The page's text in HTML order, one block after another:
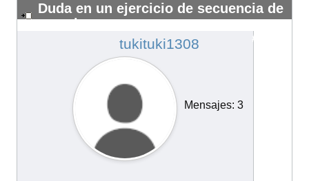
Duda en un ejercicio de secuencia de
reacciones
#14179
tukituki1308
Mensajes: 3